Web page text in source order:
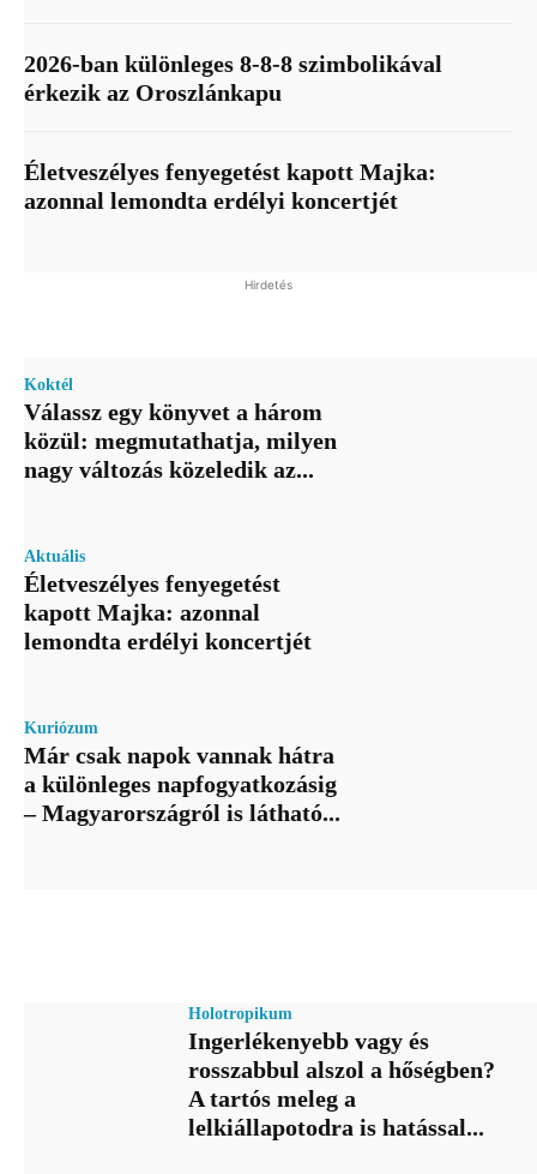
2026-ban különleges 8-8-8 szimbolikával
érkezik az Oroszlánkapu
Életveszélyes fenyegetést kapott Majka:
azonnal lemondta erdélyi koncertjét
Hirdetés
Koktél
Válassz egy könyvet a három
közül: megmutathatja, milyen
nagy változás közeledik az...
Aktuális
Életveszélyes fenyegetést
kapott Majka: azonnal
lemondta erdélyi koncertjét
Kuriózum
Már csak napok vannak hátra
a különleges napfogyatkozásig
– Magyarországról is látható...
Holotropikum
Ingerlékenyebb vagy és
rosszabbul alszol a hőségben?
A tartós meleg a
lelkiállapotodra is hatással...